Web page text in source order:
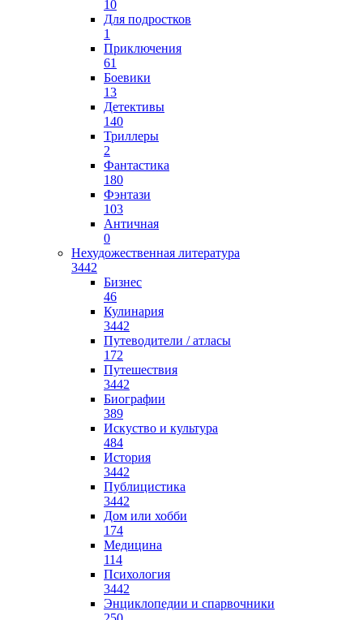
10
Для подростков
1
Приключения
61
Боевики
13
Детективы
140
Триллеры
2
Фантастика
180
Фэнтази
103
Античная
0
Нехудожественная литература
3442
Бизнес
46
Кулинария
3442
Путеводители / атласы
172
Путешествия
3442
Биографии
389
Искуство и культура
484
История
3442
Публицистика
3442
Дом или хобби
174
Медицина
114
Психология
3442
Энциклопедии и спарвочники